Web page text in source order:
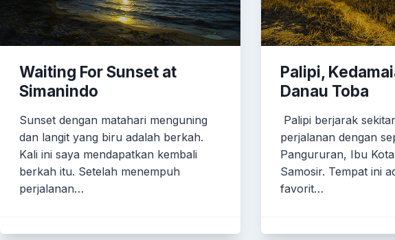
Waiting For Sunset at
Simanindo
Sunset dengan matahari menguning
dan langit yang biru adalah berkah.
Kali ini saya mendapatkan kembali
berkah itu. Setelah menempuh
perjalanan…
Palipi,
Danau Toba
Palipi berjarak
perjalanan dengan
Pangururan, Ibu
Samosir. Tempat ini
favorit…